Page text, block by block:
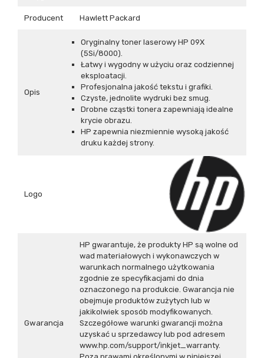
Producent Hawlett Packard
Opis
Oryginalny toner laserowy HP 09X
(5Si/8000).
Łatwy i wygodny w użyciu oraz codziennej
eksploatacji.
Profesjonalna jakość tekstu i grafiki.
Czyste, jednolite wydruki bez smug.
Drobne cząstki tonera zapewniają idealne
krycie obrazu.
HP zapewnia niezmiennie wysoką jakość
druku każdej strony.
Logo
Gwarancja
HP gwarantuje, że produkty HP są wolne od
wad materiałowych i wykonawczych w
warunkach normalnego użytkowania
zgodnie ze specyfikacjami do dnia
oznaczonego na produkcie. Gwarancja nie
obejmuje produktów zużytych lub w
jakikolwiek sposób modyfikowanych.
Szczegółowe warunki gwarancji można
uzyskać u sprzedawcy lub pod adresem
www.hp.com/support/inkjet_warranty.